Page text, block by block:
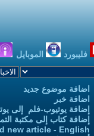
فليبورد الموبايل
اضافة موضوع جديد
اضافة خبر
إضافة يوتيوب-فلم إلى
إضافة كتاب إلى مكتبة
new article - English